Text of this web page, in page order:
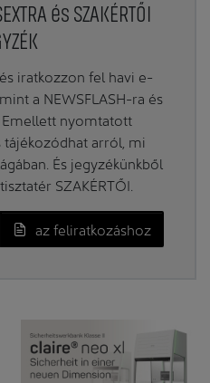
és SZAKÉRTŐI
iratkozzon fel havi e-
a NEWSFLASH-ra és
Emellett nyomtatott
tájékozódhat arról, mi
És jegyzékünkből
SZAKÉRTŐI.
az feliratkozáshoz